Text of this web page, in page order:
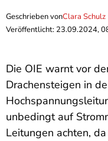
Geschrieben vonClara Schulz
Veröffentlicht: 23.09.2024,
Die OIE warnt vor
Drachensteigen in
unbedingt auf
Leitungen achten,